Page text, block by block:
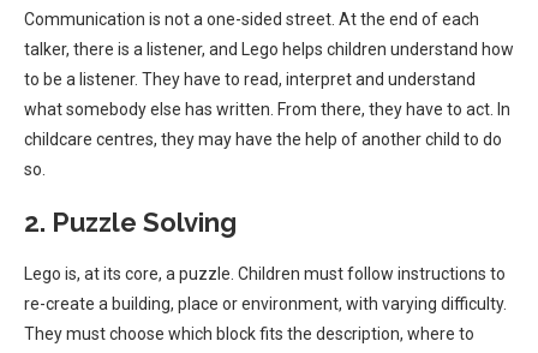
Communication is not a one-sided street. At the end of each
talker, there is a listener, and Lego helps children understand how
to be a listener. They have to read, interpret and understand
what somebody else has written. From there, they have to act. In
childcare centres, they may have the help of another child to do
so.
2. Puzzle Solving
Lego is, at its core, a puzzle. Children must follow instructions to
re-create a building, place or environment, with varying difficulty.
They must choose which block fits the description, where to